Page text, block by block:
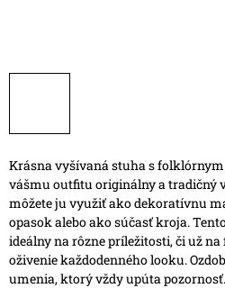
Krásna vyšívaná stuha s
vášmu outfitu originálny a tradičný
môžete ju využiť ako dekoratívnu
opasok alebo ako súčasť kroja.
ideálny na rôzne príležitosti, či už
oživenie každodenného looku.
umenia, ktorý vždy upúta pozornosť.